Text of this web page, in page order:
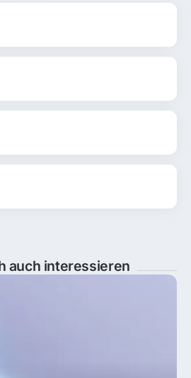
auch interessieren